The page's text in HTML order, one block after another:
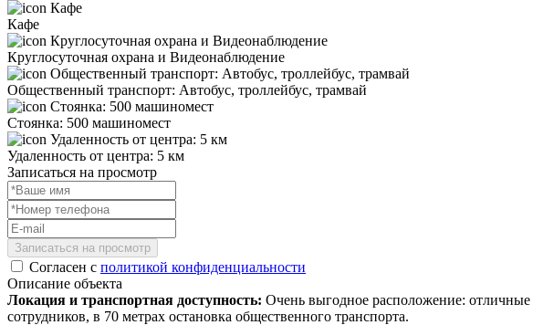
Кафе
Круглосуточная охрана и Видеонаблюдение
Общественный транспорт: Автобус, троллейбус, трамвай
Стоянка: 500 машиномест
Удаленность от центра: 5 км
Записаться на просмотр
Записаться на просмотр
Согласен с политикой конфиденциальности
Описание объекта
Локация и транспортная доступность: Очень выгодное расположение: отличные
сотрудников, в 70 метрах остановка общественного транспорта.